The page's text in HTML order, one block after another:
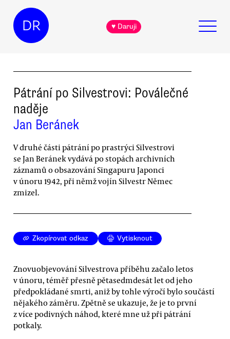
DR ♥ Daruji
Pátrání po Silvestrovi: Poválečné
naděje
Jan Beránek
V druhé části pátrání po prastrýci Silvestrovi
se Jan Beránek vydává po stopách archivních
záznamů o obsazování Singapuru Japonci
v únoru 1942, při němž vojín Silvestr Němec
zmizel.
Zkopírovat odkaz Vytisknout
Znovuobjevování Silvestrova příběhu začalo letos
v únoru, téměř přesně pětasedmdesát let od jeho
předpokládané smrti, aniž by tohle výročí bylo součástí
nějakého záměru. Zpětně se ukazuje, že je to první
z více podivných náhod, které mne už při pátrání
potkaly.